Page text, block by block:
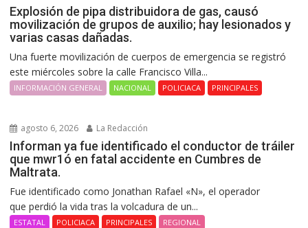
Explosión de pipa distribuidora de gas, causó
movilización de grupos de auxilio; hay lesionados y
varias casas dañadas.
Una fuerte movilización de cuerpos de emergencia se registró
este miércoles sobre la calle Francisco Villa...
INFORMACIÓN GENERAL NACIONAL POLICIACA PRINCIPALES
agosto 6, 2026 La Redacción
Informan ya fue identificado el conductor de tráiler
que mwr1ó en fatal accidente en Cumbres de
Maltrata.
Fue identificado como Jonathan Rafael «N», el operador
que perdió la vida tras la volcadura de un...
ESTATAL POLICIACA PRINCIPALES REGIONAL